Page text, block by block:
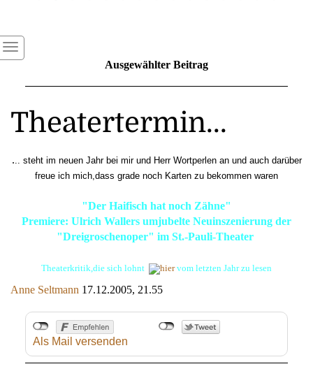
Ausgewählter Beitrag
Theatertermin...
. .. steht im neuen Jahr bei mir und Herr Wortperlen an und auch darüber
freue ich mich,dass grade noch Karten zu bekommen waren
"Der Haifisch hat noch Zähne"
Premiere: Ulrich Wallers umjubelte Neuinszenierung der
"Dreigroschenoper" im St.-Pauli-Theater
Theaterkritik,die sich lohnt hiervom letzten Jahr zu lesen
Anne Seltmann 17.12.2005, 21.55
Als Mail versenden